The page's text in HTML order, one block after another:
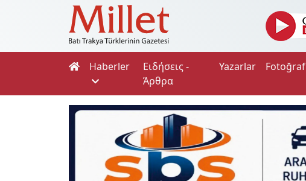
Haberler
Ειδήσεις -
Άρθρα
Yazarlar Fotoğraf